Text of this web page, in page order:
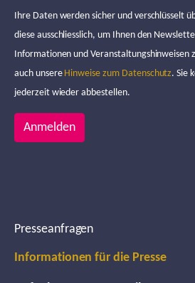
Ihre Daten werden sicher und verschlüsselt
diese ausschliesslich, um Ihnen den
Informationen und Veranstaltungshinweisen
auch unsere Hinweise zum Datenschutz. Sie
jederzeit wieder abbestellen.
Anmelden
Presseanfragen
Informationen für die Presse